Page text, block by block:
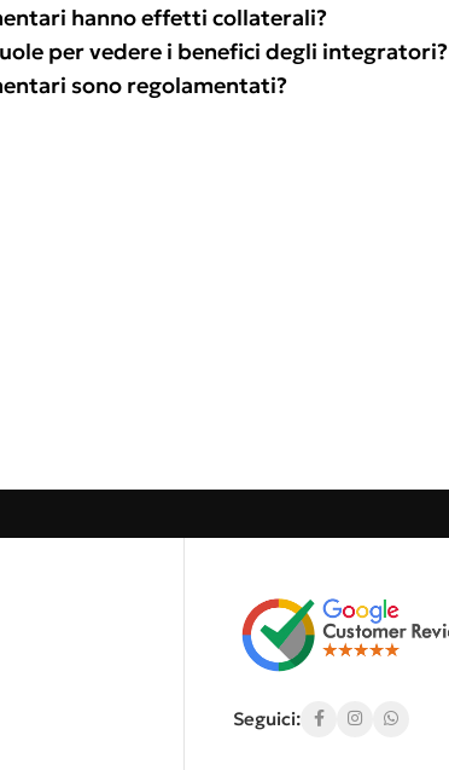
hanno effetti collaterali?
per vedere i benefici degli integratori?
sono regolamentati?
Seguici: